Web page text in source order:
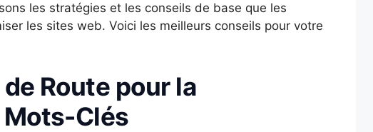
les stratégies et les conseils de base que les
les sites web. Voici les meilleurs conseils pour votre
Route pour la
Clés